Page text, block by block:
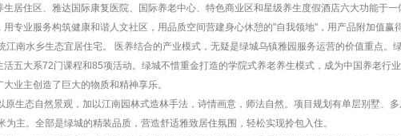
居住区、雅达国际康复医院、国际养老中心、特色商业区和星级养生度假酒店六大功能于
专业服务构筑健康和谐人文社区，用品质空间营建身心休憩的"自我领地"，用产品附加值赢
南水乡生态宜居住宅。 医养结合的产业模式，无疑是绿城乌镇雅园服务运营的价值重点。
五大系72门课程和85项活动。绿城不惜重金打造的学院式养老养生模式，成为中国养老行
业主创造了巨大的物质和精神享乐。
生态自然景观，加以江南园林式造林手法，诗情画意，师法自然。项目规划有单层别墅、
主。全部是绿城的精装品质，营造舒适雅致居住氛围，轻松实现拎包入住。